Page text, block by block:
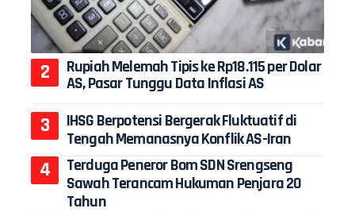
Rupiah Melemah Tipis ke Rp18.115 per Dolar
AS, Pasar Tunggu Data Inflasi AS
IHSG Berpotensi Bergerak Fluktuatif di
Tengah Memanasnya Konflik AS-Iran
Terduga Peneror Bom SDN Srengseng
Sawah Terancam Hukuman Penjara 20
Tahun